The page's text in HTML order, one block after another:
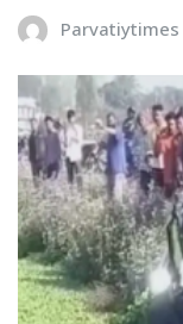
Parvatiytimes